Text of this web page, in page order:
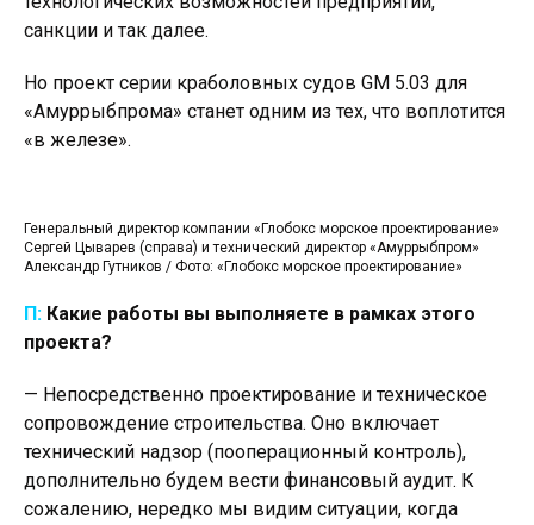
санкции и так далее.
Но проект серии краболовных судов GM 5.03 для
«Амуррыбпрома» станет одним из тех, что воплотится
«в железе».
Генеральный директор компании «Глобокс морское проектирование»
Сергей Цыварев (справа) и технический директор «Амуррыбпром»
Александр Гутников / Фото: «Глобокс морское проектирование»
П: Какие работы вы выполняете в рамках этого
проекта?
— Непосредственно проектирование и техническое
сопровождение строительства. Оно включает
технический надзор (пооперационный контроль),
дополнительно будем вести финансовый аудит. К
сожалению, нередко мы видим ситуации, когда